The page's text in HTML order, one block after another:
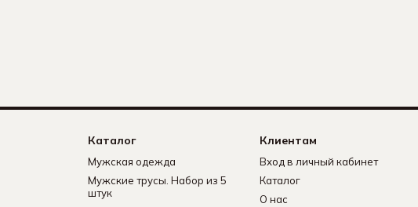
Каталог
Мужская одежда
Мужские трусы. Набор из 5
штук
Клиентам
Вход в личный кабинет
Каталог
О нас